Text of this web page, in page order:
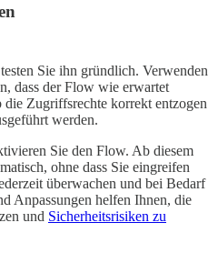
Sie ihn gründlich. Verwenden
dass der Flow wie erwartet
Zugriffsrechte korrekt entzogen
werden.
Sie den Flow. Ab diesem
ohne dass Sie eingreifen
überwachen und bei Bedarf
Anpassungen helfen Ihnen, die
und Sicherheitsrisiken zu